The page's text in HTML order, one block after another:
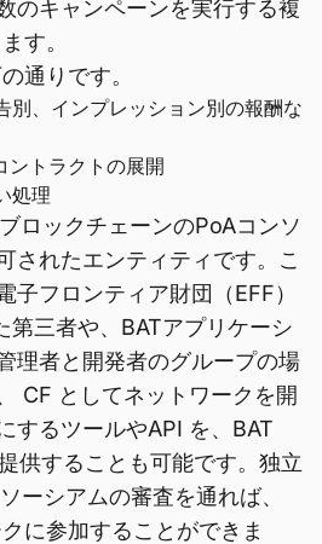
のキャンペーンを実行する複
す。
通りです。
別、インプレッション別の報酬な
ントラクトの展開
処理
ロックチェーンのPoAコンソ
されたエンティティです。こ
子フロンティア財団（EFF）
第三者や、BATアプリケーシ
理者と開発者のグループの場
CF としてネットワークを開
するツールやAPI を、BAT
供することも可能です。独立
ーシアムの審査を通れば、
に参加することができま